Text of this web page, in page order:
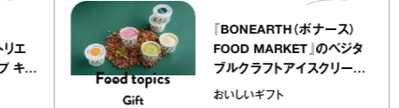
アトリエ
ープ キャ
『BONEARTH（ボナース）
FOOD MARKET』のベジタ
ブルクラフトアイスクリーム
｜真野知子の「おいしいギフ
おいしいギフト